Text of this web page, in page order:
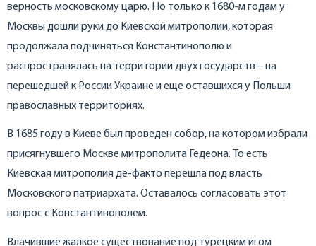
верность московскому царю. Но только к 1680-м годам у
Москвы дошли руки до Киевской митрополии, которая
продолжала подчиняться Константинополю и
распространялась на территории двух государств – на
перешедшей к России Украине и еще оставшихся у Польши
православных территориях.
В 1685 году в Киеве был проведен собор, на котором избрали
присягнувшего Москве митрополита Гедеона. То есть
Киевская митрополия де-факто перешла под власть
Московского патриархата. Оставалось согласовать этот
вопрос с Константинополем.
Влачившие жалкое существование под турецким игом